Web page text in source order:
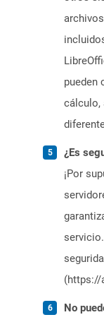
pueden
cálculo,
¿Es
¡Por
(https://
No